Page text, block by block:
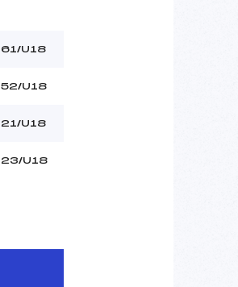
61/U18
52/U18
21/U18
23/U18